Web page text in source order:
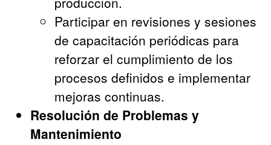
Participar en revisiones y sesiones
de capacitación periódicas para
reforzar el cumplimiento de los
procesos definidos e implementar
mejoras continuas.
Resolución de Problemas y
Mantenimiento